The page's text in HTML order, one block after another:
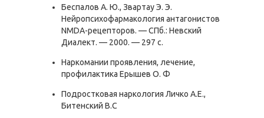
Беспалов А. Ю., Звартау Э. Э.
Нейропсихофармакология антагонистов
NMDA-рецепторов. — СПб.: Невский
Диалект. — 2000. — 297 с.
Наркомании проявления, лечение,
профилактика Ерышев О. Ф
Подростковая наркология Личко А.Е.,
Битенский В.С